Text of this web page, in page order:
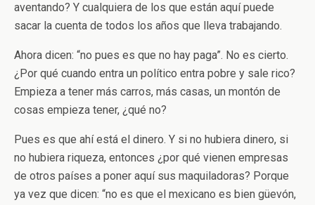
aventando? Y cualquiera de los que están aquí puede
sacar la cuenta de todos los años que lleva trabajando.
Ahora dicen: “no pues es que no hay paga”. No es cierto.
¿Por qué cuando entra un político entra pobre y sale rico?
Empieza a tener más carros, más casas, un montón de
cosas empieza tener, ¿qué no?
Pues es que ahí está el dinero. Y si no hubiera dinero, si
no hubiera riqueza, entonces ¿por qué vienen empresas
de otros países a poner aquí sus maquiladoras? Porque
ya vez que dicen: “no es que el mexicano es bien güevón,